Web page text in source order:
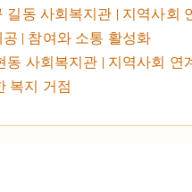
길동 사회복지관 | 지역사회
| 참여와 소통 활성화
동 사회복지관 | 지역사회 연
복지 거점